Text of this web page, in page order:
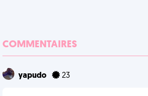
COMMENTAIRES
yapudo 23